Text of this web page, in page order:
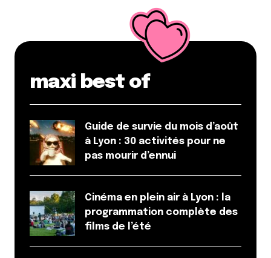
maxi best of
Guide de survie du mois d’août
à Lyon : 30 activités pour ne
pas mourir d’ennui
Cinéma en plein air à Lyon : la
programmation complète des
films de l’été